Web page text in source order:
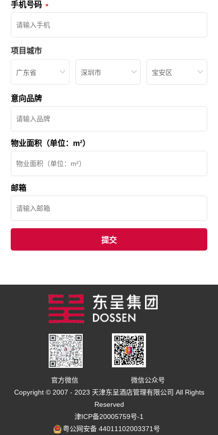
手机号码
项目城市
广东省 深圳市 宝安区
意向品牌
物业面积（单位：m²）
邮箱
官方微信
微信公众号
Copyright © 2007 - 2023 天津东呈酒店管理有限公司 All Rights
Reserved
津ICP备20005759号-1
粤公网安备 44011102003371号